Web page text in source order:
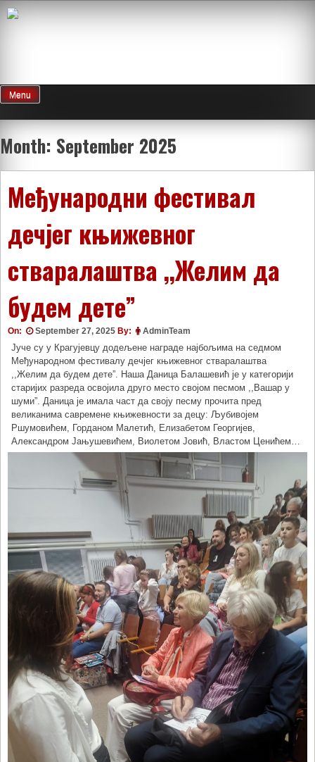
Skip
to
Menu
Month: September 2025
Међународни фестивал
дечјег књижевног
стваралаштва ,,Желим да
будем дете”
On: September 27, 2025 By: AdminTeam
Јуче су у Крагујевцу додељене награде најбољима на седмом
Међународном фестивалу дечјег књижевног стваралаштва
,,Желим да будем дете”. Наша Даница Балашевић је у категорији
старијих разреда освојила друго место својом песмом ,,Вашар у
шуми”. Даница је имала част да своју песму прочита пред
великанима савремене књижевности за децу: Љубивојем
Ршумовићем, Горданом Малетић, Елизабетом Георгијев,
Александром Јањушевићем, Виолетом Јовић, Властом Ценићем…